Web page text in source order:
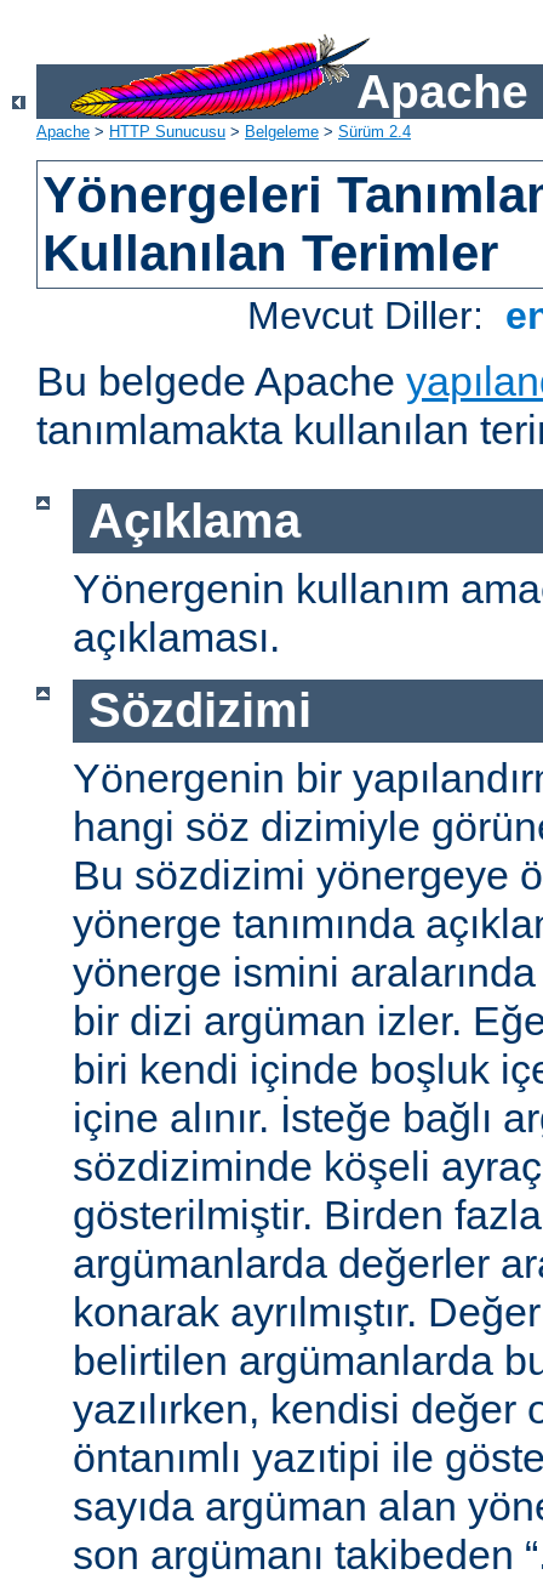
Apache
Apache > HTTP Sunucusu > Belgeleme > Sürüm 2.4
Yönergeleri
Kullanılan Terimler
Mevcut Diller:
Bu belgede Apache
tanımlamakta kullanılan
Açıklama
Yönergenin kullanım
açıklaması.
Sözdizimi
Yönergenin bir
hangi söz dizimiyle
Bu sözdizimi yönergeye
yönerge tanımında
yönerge ismini aralarında
bir dizi argüman izler.
biri kendi içinde boşluk
içine alınır. İsteğe bağlı
sözdiziminde köşeli
gösterilmiştir. Birden
argümanlarda değerler
konarak ayrılmıştır.
belirtilen argümanlarda
yazılırken, kendisi değer
öntanımlı yazıtipi ile
sayıda argüman alan
son argümanı takibeden